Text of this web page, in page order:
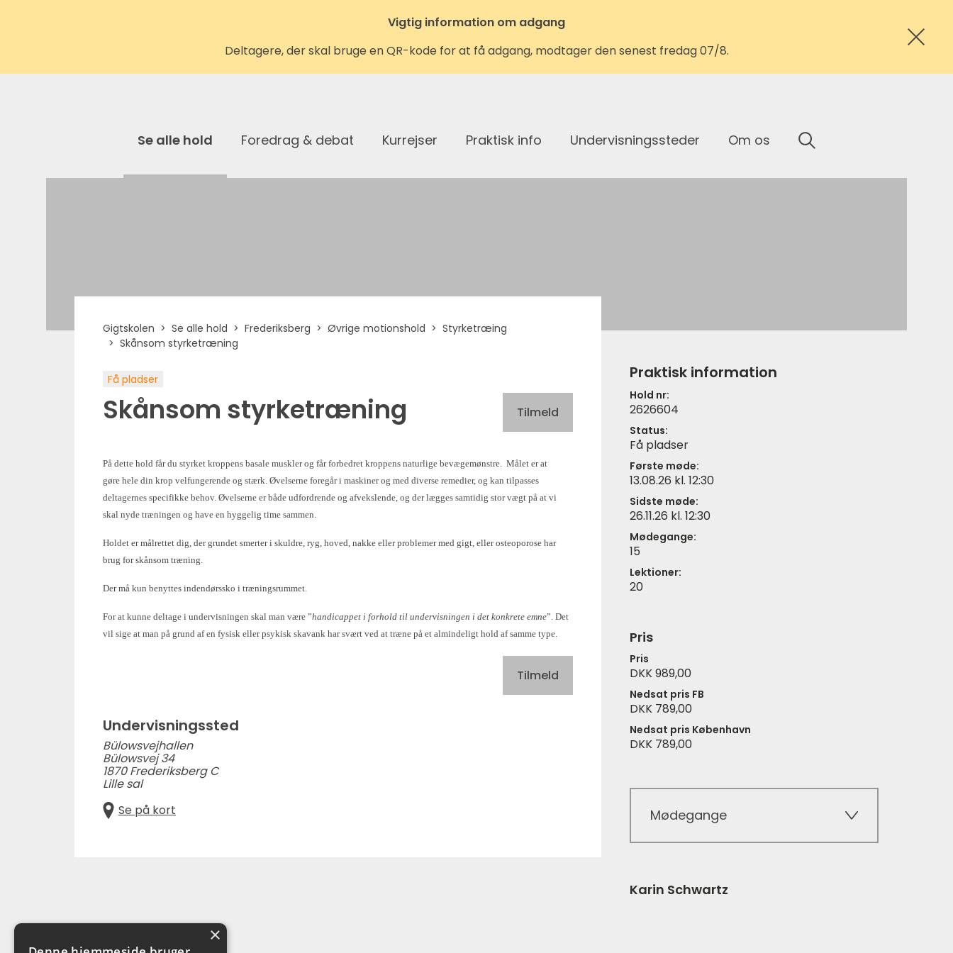
Vigtig information om adgang
Deltagere, der skal bruge en QR-kode for at få adgang, modtager den senest fredag 07/8.
Se alle hold Foredrag & debat Kurrejser Praktisk info Undervisningssteder Om os
Gigtskolen Se alle hold Frederiksberg Øvrige motionshold
Styrketræing
Skånsom styrketræning
Få pladser
Skånsom styrketræning Tilmeld
På dette hold får du styrket kroppens basale muskler og får forbedret kroppens naturlige bevægemønstre. Målet er at
gøre hele din krop velfungerende og stærk. Øvelserne foregår i maskiner og med diverse remedier, og kan tilpasses
deltagernes specifikke behov. Øvelserne er både udfordrende og afvekslende, og der lægges samtidig stor vægt på at vi
skal nyde træningen og have en hyggelig time sammen.
Holdet er målrettet dig, der grundet smerter i skuldre, ryg, hoved, nakke eller problemer med gigt, eller osteoporose har
brug for skånsom træning.
Der må kun benyttes indendørssko i træningsrummet.
For at kunne deltage i undervisningen skal man være ”handicappet i forhold til undervisningen i det konkrete emne”. Det
vil sige at man på grund af en fysisk eller psykisk skavank har svært ved at træne på et almindeligt hold af samme type.
Tilmeld
Undervisningssted
Bülowsvejhallen
Bülowsvej 34
1870 Frederiksberg C
Lille sal
Se på kort
Praktisk information
Hold nr:
2626604
Status:
Få pladser
Første møde:
13.08.26 kl. 12:30
Sidste møde:
26.11.26 kl. 12:30
Mødegange:
15
Lektioner:
20
Pris
Pris
DKK 989,00
Nedsat pris FB
DKK 789,00
Nedsat pris København
DKK 789,00
Mødegange
Karin Schwartz
×